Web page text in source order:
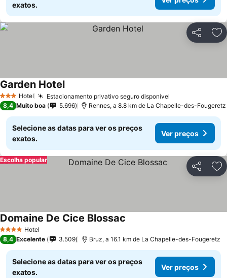
exatos.
Partilhar
3 EstrelasHotel Estacionamento privativo seguro disponível
Garden HotelVer preços
8,4 Muito boa 5.696 Rennes, a 8.8 km de La Chapelle-des-Fougeretz
Selecione as datas para ver os preços
exatos.
Ver preços
Partilhar
Escolha popular
4 EstrelasHotel
Domaine De Cice Blossac
8,4 Excelente 3.509 Bruz, a 16.1 km de La Chapelle-des-Fougeretz
Selecione as datas para ver os preços
exatos.
Ver preços